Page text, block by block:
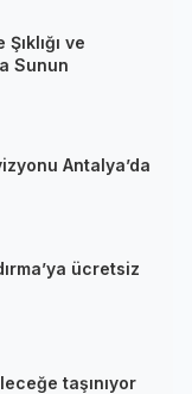
ve
Sunun
Antalya’da
ücretsiz
taşınıyor